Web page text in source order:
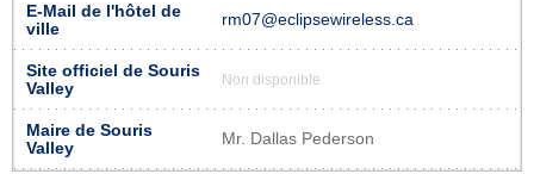
E-Mail de l'hôtel de
ville
rm07@eclipsewireless.ca
Site officiel de Souris
Valley
Non disponible
Maire de Souris
Valley
Mr. Dallas Pederson